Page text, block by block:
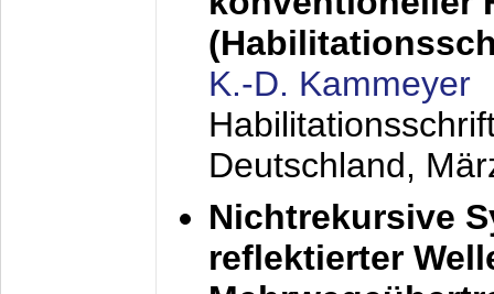
K.-D. Kammeyer
Deutschland,
Nichtrekursive
reflektierter